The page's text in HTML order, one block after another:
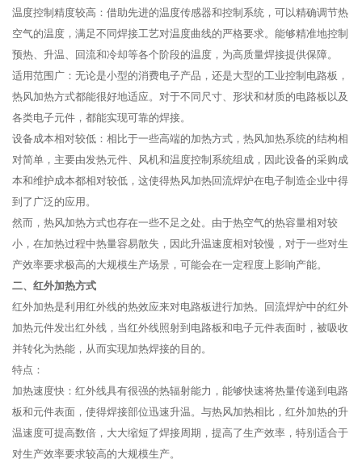
温度控制精度较高：借助先进的温度传感器和控制系统，可以精确调节热
空气的温度，满足不同焊接工艺对温度曲线的严格要求。能够精准地控制
预热、升温、回流和冷却等各个阶段的温度，为高质量焊接提供保障。
适用范围广：无论是小型的消费电子产品，还是大型的工业控制电路板，
热风加热方式都能很好地适应。对于不同尺寸、形状和材质的电路板以及
各类电子元件，都能实现可靠的焊接。
设备成本相对较低：相比于一些高端的加热方式，热风加热系统的结构相
对简单，主要由发热元件、风机和温度控制系统组成，因此设备的采购成
本和维护成本都相对较低，这使得热风加热回流焊炉在电子制造企业中得
到了广泛的应用。
然而，热风加热方式也存在一些不足之处。由于热空气的热容量相对较
小，在加热过程中热量容易散失，因此升温速度相对较慢，对于一些对生
产效率要求极高的大规模生产场景，可能会在一定程度上影响产能。
二、红外加热方式
红外加热是利用红外线的热效应来对电路板进行加热。回流焊炉中的红外
加热元件发出红外线，当红外线照射到电路板和电子元件表面时，被吸收
并转化为热能，从而实现加热焊接的目的。
特点：
加热速度快：红外线具有很强的热辐射能力，能够快速将热量传递到电路
板和元件表面，使得焊接部位迅速升温。与热风加热相比，红外加热的升
温速度可提高数倍，大大缩短了焊接周期，提高了生产效率，特别适合于
对生产效率要求较高的大规模生产。